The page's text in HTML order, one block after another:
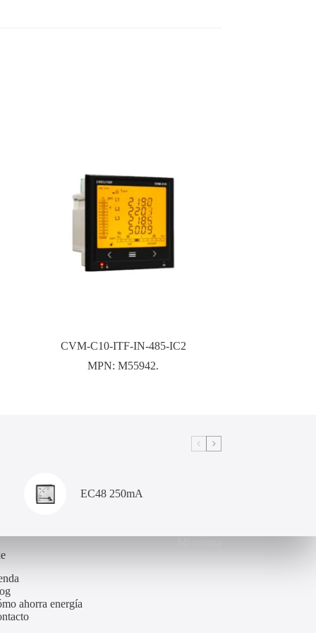
CVM-C10-ITF-IN-485-IC2
MPN:M55942.
EC48 250mA
ahorra energía